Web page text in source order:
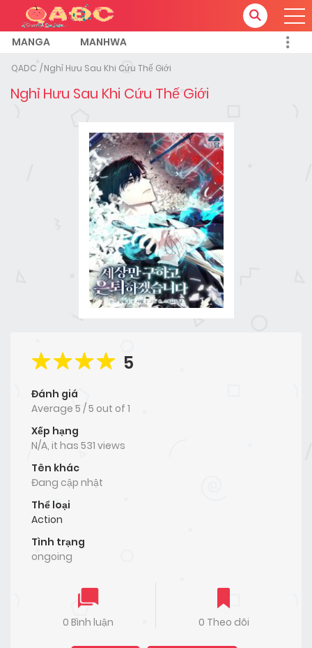
MANGA MANHWA
QADC Nghỉ Hưu Sau Khi Cứu Thế Giới
Nghỉ Hưu Sau Khi Cứu Thế Giới
5
Đánh giá
Average 5 /5 out of 1
Xếp hạng
N/A, it has 531 views
Tên khác
Đang cập nhật
Thể loại
Action
Tình trạng
ongoing
0 Bình luận 0 Theo dõi